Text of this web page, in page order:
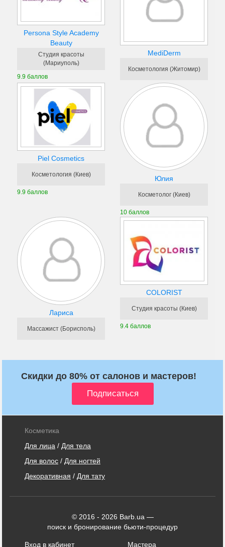
Persona Style Academy
Beauty
Студия красоты
(Мариуполь)
9.9 баллов
MediDerm
Косметология (Житомир)
Piel Cosmetics
Косметология (Киев)
9.9 баллов
Юлия
Косметолог (Киев)
10 баллов
Лариса
Массажист (Борисполь)
COLORIST
Студия красоты (Киев)
9.4 баллов
Скидки до 80% от салонов и мастеров!
Косметика
Для лица / Для тела
Для волос / Для ногтей
Декоративная / Для тату
© 2016 - 2026 Barb.ua —
поиск и бронирование бьюти-процедур
Вход в кабинет Мастера